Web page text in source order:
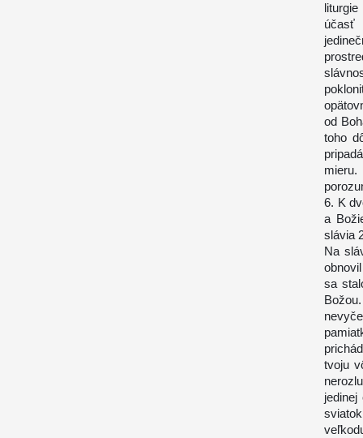
účasť
od
toho
6. K
a
slávia
Na
sa
tvoju